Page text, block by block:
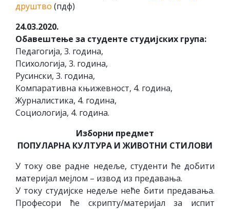
друштво (пдф)
24.03.2020.
Обавештење за студенте студијских група:
Педагогија, 3. година,
Психологија, 3. година,
Русински, 3. година,
Компаративна књижевност, 4. година,
Журналистика, 4. година,
Социологија, 4. година.
Изборни предмет
ПОПУЛАРНА КУЛТУРА И ЖИВОТНИ СТИЛОВИ
У току ове радне недеље, студенти ће добити
материјал мејлом – извод из предавања.
У току студијске недеље неће бити предавања.
Професори ће скрипту/материјал за испит